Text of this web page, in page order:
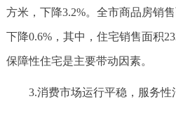
方米，下降3.2%。全市商品房销
下降0.6%，其中，住宅销售面积
保障性住宅是主要带动因素。
3.消费市场运行平稳，服务性